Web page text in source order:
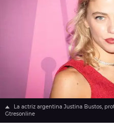
La actriz argentina Justina Bustos,
Gtresonline